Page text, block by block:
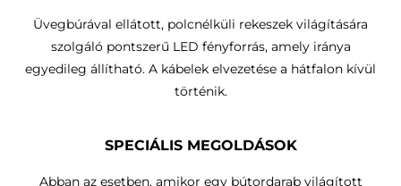
Üvegbúrával ellátott, polcnélküli rekeszek világítására
szolgáló pontszerű LED fényforrás, amely iránya
egyedileg állítható. A kábelek elvezetése a hátfalon kívül
történik.
SPECIÁLIS MEGOLDÁSOK
Abban az esetben, amikor egy bútordarab világított